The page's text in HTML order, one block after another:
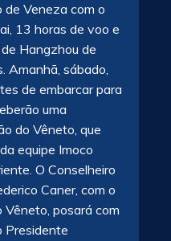
Veneza com o
13 horas de voo e
Hangzhou de
Amanhã, sábado,
de embarcar para
uma
do Vêneto, que
equipe Imoco
O Conselheiro
Caner, com o
posará com
Presidente